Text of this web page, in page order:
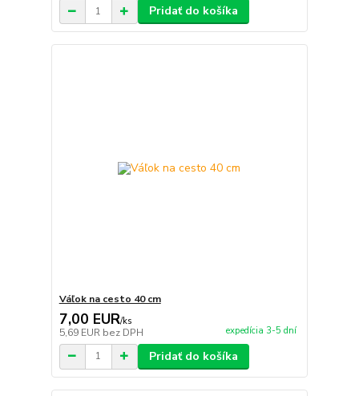
Pridať do košíka
Váľok na cesto 40 cm
7,00 EUR/ks
5,69 EUR bez DPH expedícia 3-5 dní
Pridať do košíka